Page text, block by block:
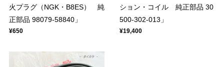
火プラグ（NGK・B8ES） 純
正部品 98079-58840」
¥650
ション・コイル 純正部品 30
500-302-013」
¥19,400